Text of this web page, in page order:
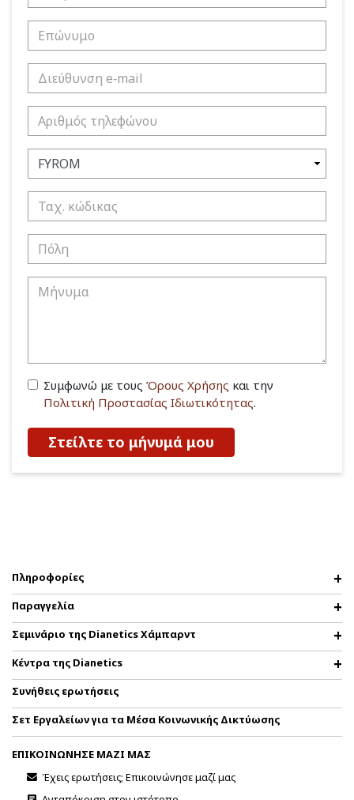
Συμφωνώ με τους Όρους Χρήσης και την
Πολιτική Προστασίας Ιδιωτικότητας.
Στείλτε το μήνυμά μου
Πληροφορίες
Παραγγελία
Σεμινάριο της Dianetics Χάμπαρντ
Κέντρα της Dianetics
Συνήθεις ερωτήσεις
Σετ Εργαλείων για τα Μέσα Κοινωνικής Δικτύωσης
ΕΠΙΚΟΙΝΩΝΗΣΕ ΜΑΖΙ ΜΑΣ
Έχεις ερωτήσεις; Επικοινώνησε μαζί μας